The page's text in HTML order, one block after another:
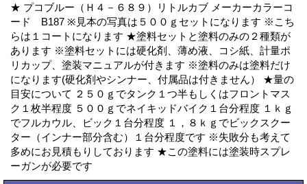
★ プコブルー（Ｈ４－６８９）リトルカブ メーカーカラーコ
ード B187 ※見本の写真は５００ｇセットになります ※こち
らは１コートになります ★塗料セットと塗料のみの２種類が
あります ※塗料セットには硬化剤、薄め液、コシ紙、計量ポ
リカップ、塗装マニュアルが付きます ※塗料のみは塗料だけ
になります(硬化剤やシンナー、付属品は付きません） ★量の
目安について ２５０ｇでタンク１つ半もしくはフロントマス
ク１枚半程度 ５００ｇでネイキッドバイク１台分程度 １ｋｇ
でフルカウル、ビック１台分程度 １，８ｋｇでビックスクー
ター（インナー部分含む）１台分程度です ※失敗分も考えて
多めにお見積もりしております ★この塗料には塗装時スプレ
ーガンが必要です